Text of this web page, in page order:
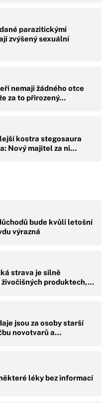
parazitickými
zvýšený sexuální
nemají žádného otce
za to přirozený…
kostra stegosaura
Nový majitel za ni…
bude kvůli letošní
výrazná
strava je silně
živočišných produktech,…
jsou za osoby starší
novotvarů a…
léky bez informací